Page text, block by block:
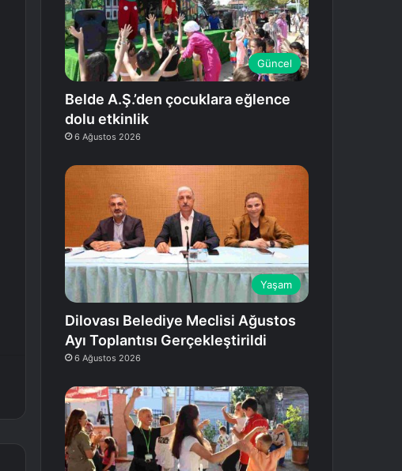
Güncel
Belde A.Ş.’den çocuklara eğlence
dolu etkinlik
6 Ağustos 2026
Yaşam
Dilovası Belediye Meclisi Ağustos
Ayı Toplantısı Gerçekleştirildi
6 Ağustos 2026